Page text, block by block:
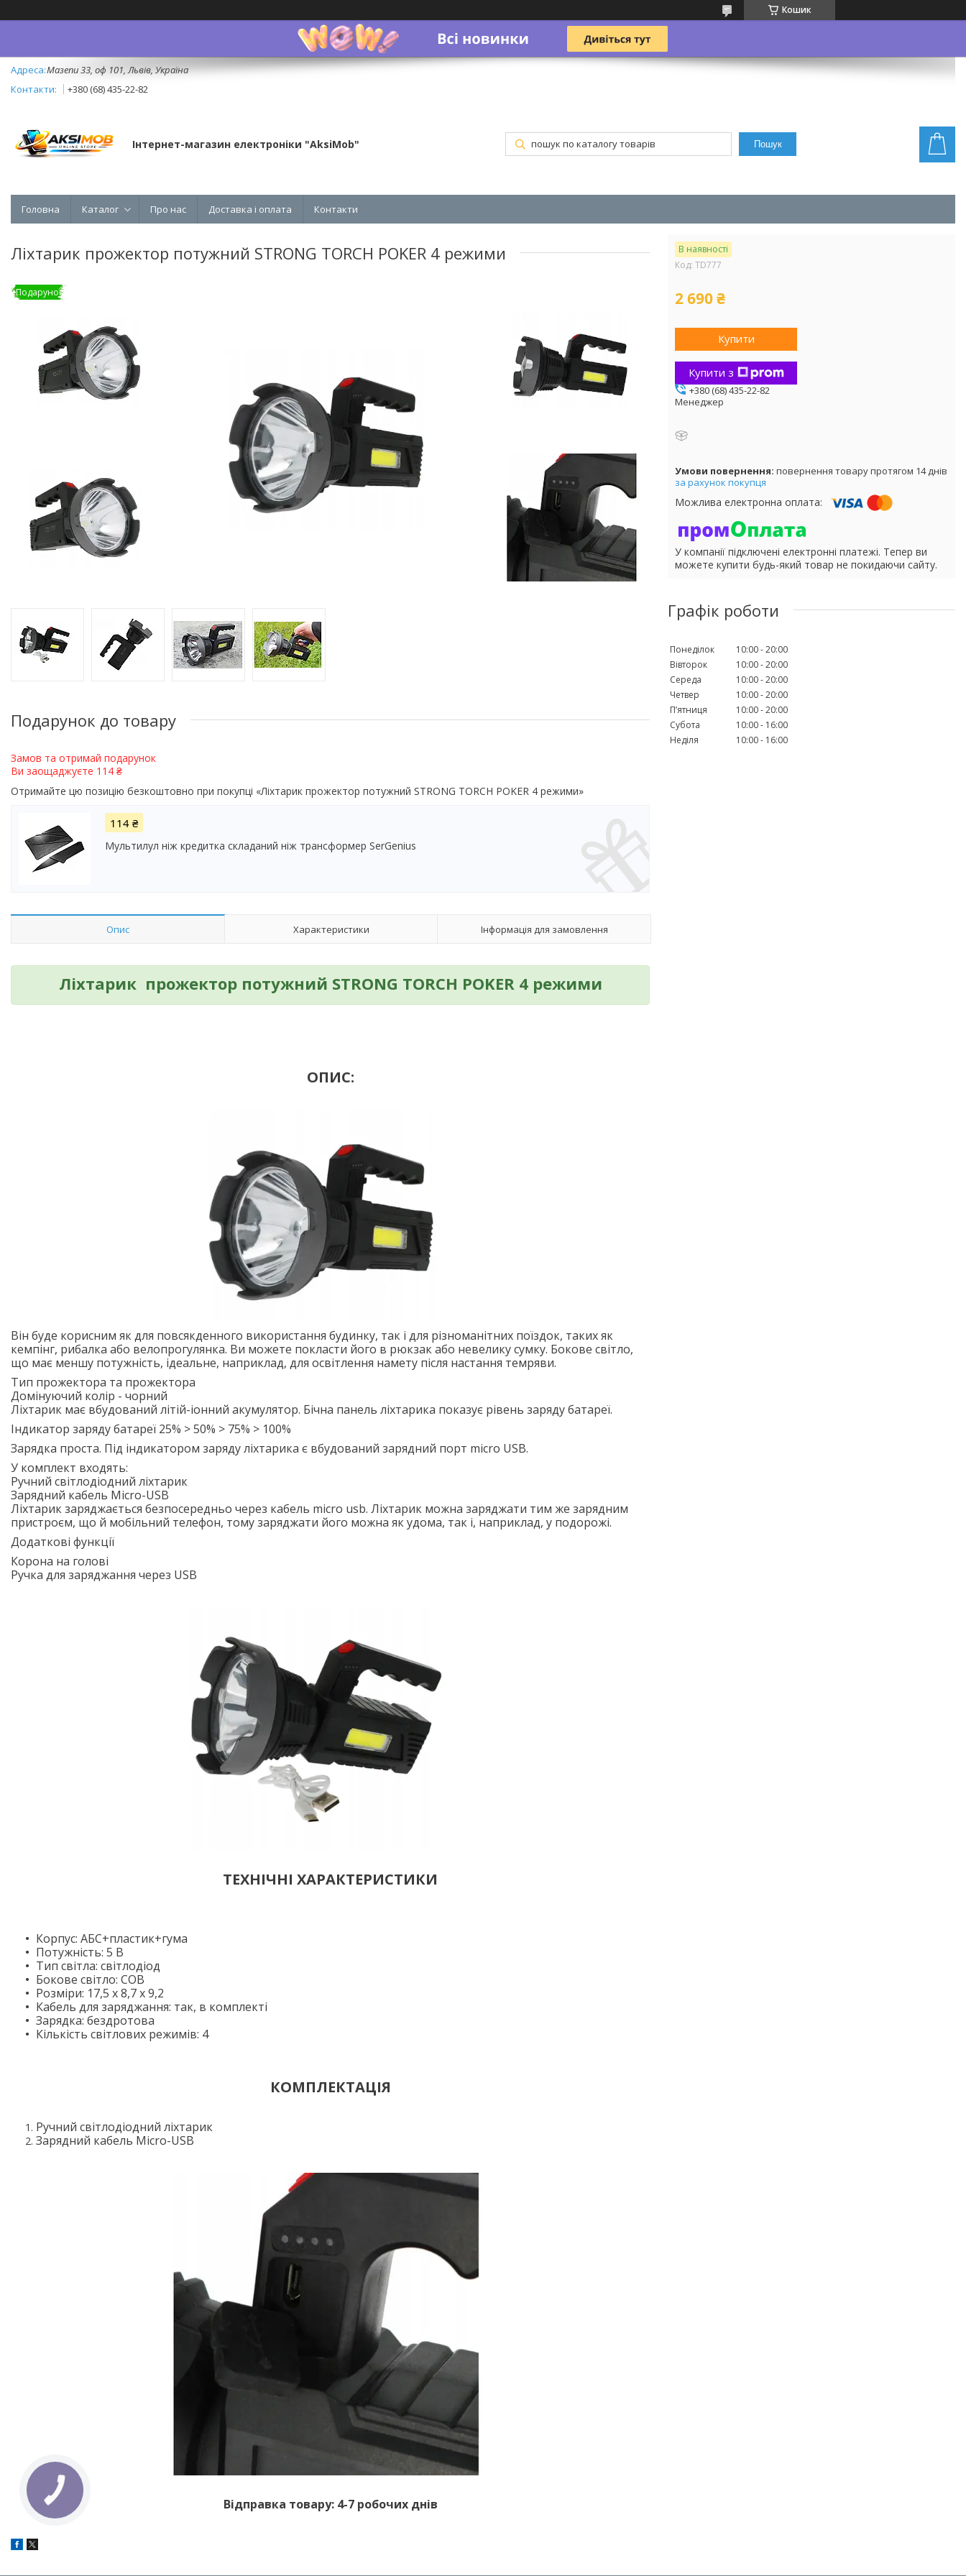
Кошик
Мазепи 33, оф 101, Львів, Україна
+380 (68) 435-22-82
Інтернет-магазин електроніки "AksiMob" Пошук
Головна Каталог Про нас Доставка і оплата Контакти
Ліхтарик прожектор потужний STRONG TORCH POKER 4 режими
Подарунок
Подарунок до товару
Замов та отримай подарунок
Ви заощаджуєте 114 ₴
Отримайте цю позицію безкоштовно при покупці «Ліхтарик прожектор потужний STRONG TORCH POKER 4 режими»
114 ₴
Мультилул ніж кредитка складаний ніж трансформер SerGenius
Опис Характеристики Інформація для замовлення
Ліхтарик прожектор потужний STRONG TORCH POKER 4 режими
ОПИС:
Він буде корисним як для повсякденного використання будинку, так і для різноманітних поїздок, таких як
кемпінг, рибалка або велопрогулянка. Ви можете покласти його в рюкзак або невелику сумку. Бокове світло,
що має меншу потужність, ідеальне, наприклад, для освітлення намету після настання темряви.
Тип прожектора та прожектора
Домінуючий колір - чорний
Ліхтарик має вбудований літій-іонний акумулятор. Бічна панель ліхтарика показує рівень заряду батареї.
Індикатор заряду батареї 25% > 50% > 75% > 100%
Зарядка проста. Під індикатором заряду ліхтарика є вбудований зарядний порт micro USB.
У комплект входять:
Ручний світлодіодний ліхтарик
Зарядний кабель Micro-USB
Ліхтарик заряджається безпосередньо через кабель micro usb. Ліхтарик можна заряджати тим же зарядним
пристроєм, що й мобільний телефон, тому заряджати його можна як удома, так і, наприклад, у подорожі.
Додаткові функції
Корона на голові
Ручка для заряджання через USB
ТЕХНІЧНІ ХАРАКТЕРИСТИКИ
Корпус: АБС+пластик+гума
Потужність: 5 В
Тип світла: світлодіод
Бокове світло: COB
Розміри: 17,5 х 8,7 х 9,2
Кабель для заряджання: так, в комплекті
Зарядка: бездротова
Кількість світлових режимів: 4
КОМПЛЕКТАЦІЯ
Ручний світлодіодний ліхтарик
Зарядний кабель Micro-USB
Відправка товару: 4-7 робочих днів
В наявності
Код: TD777
2 690 ₴
Купити
Купити з
+380 (68) 435-22-82
Менеджер
повернення товару протягом 14 днів
за рахунок покупця
У компанії підключені електронні платежі. Тепер ви
можете купити будь-який товар не покидаючи сайту.
Графік роботи
Понеділок 10:00 20:00
Вівторок
10:00 20:00
Середа
10:00 20:00
Четвер
10:00 20:00
Пʼятниця
10:00 20:00
Субота
10:00
16:00
Неділя
10:00 16:00